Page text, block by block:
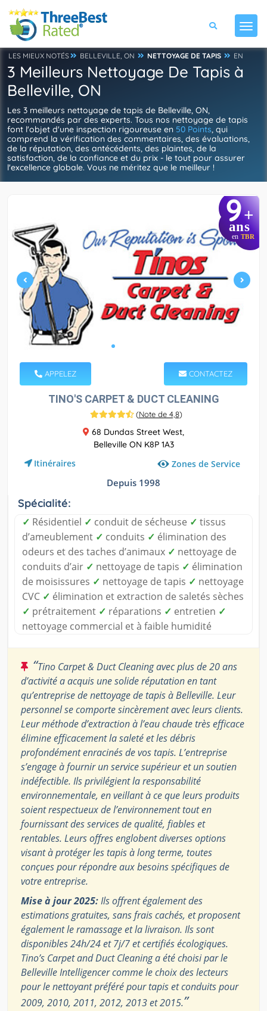
LES MIEUX NOTÉS BELLEVILLE, ON NETTOYAGE DE TAPIS EN
3 Meilleurs Nettoyage De Tapis à
Belleville, ON
Les 3 meilleurs nettoyage de tapis de Belleville, ON,
recommandés par des experts. Tous nos nettoyage de tapis
font l'objet d'une inspection rigoureuse en 50 Points, qui
comprend la vérification des commentaires, des évaluations,
de la réputation, des antécédents, des plaintes, de la
satisfaction, de la confiance et du prix - le tout pour assurer
l'excellence globale. Vous ne méritez que le meilleur !
9+
ans
en TBR
APPELEZ CONTACTEZ
TINO'S CARPET & DUCT CLEANING
(Note de 4,8)
68 Dundas Street West,
Belleville ON K8P 1A3
Itinéraires Zones de Service
Depuis 1998
Spécialité:
✓ Résidentiel ✓ conduit de sécheuse ✓ tissus
d’ameublement ✓ conduits ✓ élimination des
odeurs et des taches d’animaux ✓ nettoyage de
conduits d’air ✓ nettoyage de tapis ✓ élimination
de moisissures ✓ nettoyage de tapis ✓ nettoyage
CVC ✓ élimination et extraction de saletés sèches
✓ prétraitement ✓ réparations ✓ entretien ✓
nettoyage commercial et à faible humidité
“Tino Carpet & Duct Cleaning avec plus de 20 ans
d’activité a acquis une solide réputation en tant
qu’entreprise de nettoyage de tapis à Belleville. Leur
personnel se comporte sincèrement avec leurs clients.
Leur méthode d’extraction à l’eau chaude très efficace
élimine efficacement la saleté et les débris
profondément enracinés de vos tapis. L’entreprise
s’engage à fournir un service supérieur et un soutien
indéfectible. Ils privilégient la responsabilité
environnementale, en veillant à ce que leurs produits
soient respectueux de l’environnement tout en
fournissant des services de qualité, fiables et
rentables. Leurs offres englobent diverses options
visant à protéger les tapis à long terme, toutes
conçues pour répondre aux besoins spécifiques de
votre entreprise.
Mise à jour 2025:Ils offrent également des
estimations gratuites, sans frais cachés, et proposent
également le ramassage et la livraison. Ils sont
disponibles 24h/24 et 7j/7 et certifiés écologiques.
Tino’s Carpet and Duct Cleaning a été choisi par le
Belleville Intelligencer comme le choix des lecteurs
pour le nettoyant préféré pour tapis et conduits pour
2009, 2010, 2011, 2012, 2013 et 2015.”